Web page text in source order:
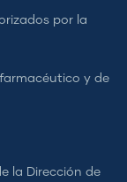
por la
y de
la Dirección de